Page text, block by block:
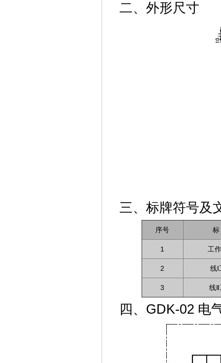
二、外形尺寸
三、标牌符号及
序号 标
1 工
2 线
3 线
四、GDK-02 电